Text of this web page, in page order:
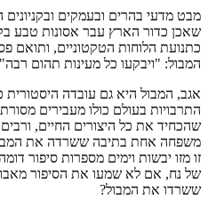
מבט מדעי בהרים ובעמקים
שאכן כדור הארץ עבר אסונות טבע
כתנועת הלוחות הטקטוניים, ותואם
המבול: "ויבקעו כל מעינות תהום רבה"
אגב, המבול היא גם עובדה
התרבויות בעולם כולו מעבירים
שהכחיד את כל היצורים החיים,
משפחה אחת בתיבה ששרדה את
זו מזו יבשות וימים מספרות סיפור
של נח, אם לא שמעו את הסיפור
ששרדו את המבול?